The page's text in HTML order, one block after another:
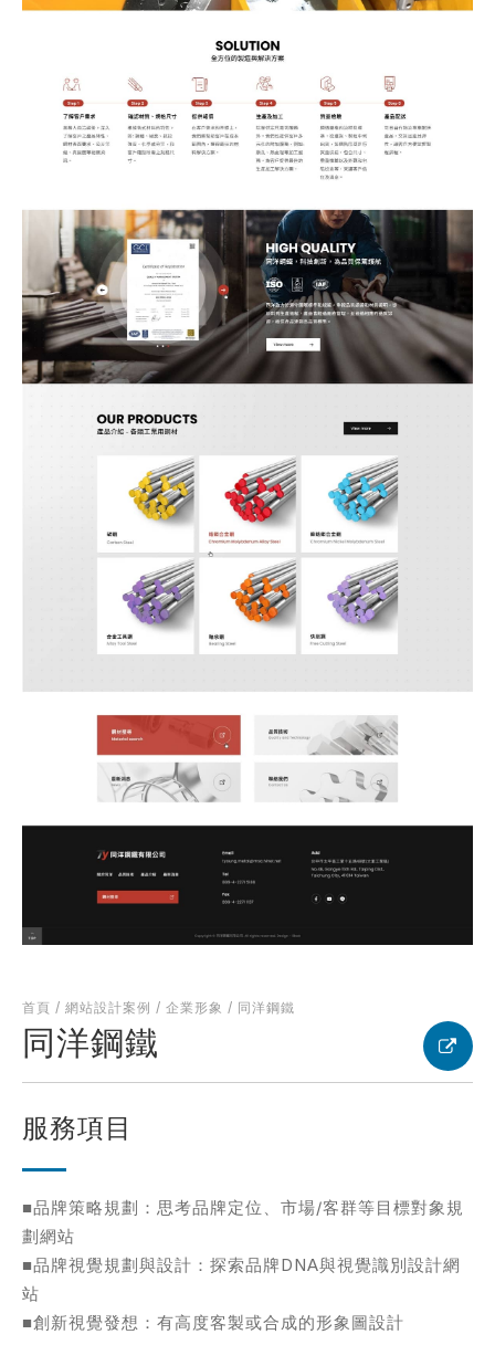
首頁 / 網站設計案例 / 企業形象 / 同洋鋼鐵
同洋鋼鐵
服務項目
■品牌策略規劃：思考品牌定位、市場/客群等目標對象規
劃網站
■品牌視覺規劃與設計：探索品牌DNA與視覺識別設計網
站
■創新視覺發想：有高度客製或合成的形象圖設計
※
網址
得知本網站※
需求主題(可複選)
合作提案
使用線上訂房系統 其他洽詢問題
※
建置預算 ※
網站
述您的需求
確認送出
網站設計
網站設計
化網站設計
網站設計